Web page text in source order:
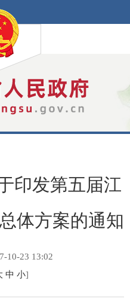
印发第五届江
体方案的通知
10-23 13:02
中 小]